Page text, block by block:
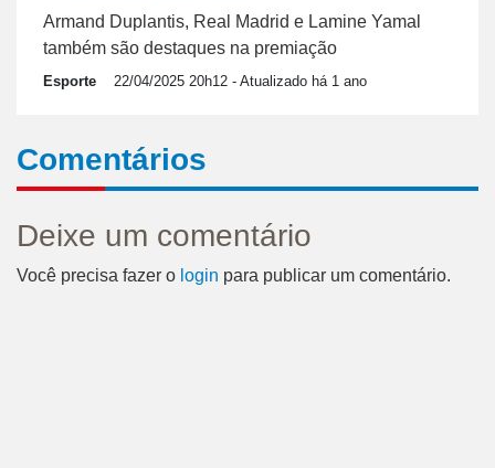
Armand Duplantis, Real Madrid e Lamine Yamal
também são destaques na premiação
Esporte 22/04/2025 20h12 - Atualizado há 1 ano
Comentários
Deixe um comentário
Você precisa fazer o login para publicar um comentário.